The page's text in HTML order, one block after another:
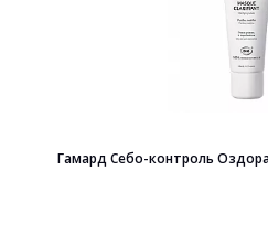
Гамард Себо-контроль